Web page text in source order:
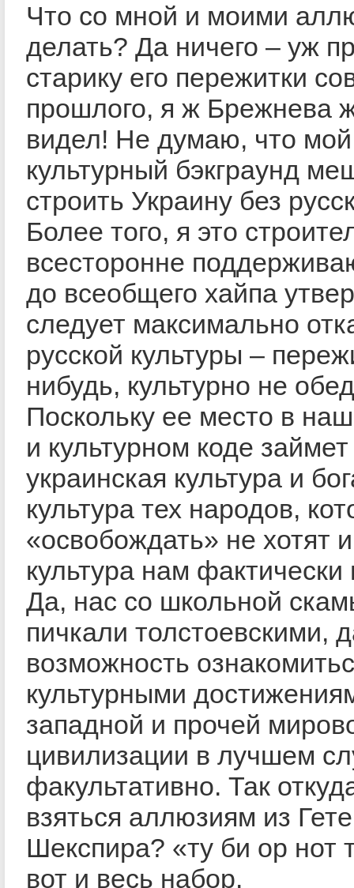
Что со мной и моими
делать? Да ничего – уж
старику его пережитки
прошлого, я ж Брежнева
видел! Не думаю, что мой
культурный бэкграунд
строить Украину без
Более того, я это
всесторонне
до всеобщего хайпа
следует максимально
русской культуры –
нибудь, культурно не
Поскольку ее место в
и культурном коде займет
украинская культура и
культура тех народов,
«освобождать» не хотят
культура нам
Да, нас со школьной
пичкали толстоевскими,
возможность
культурными
западной и прочей
цивилизации в лучшем
факультативно. Так
взяться аллюзиям из
Шекспира? «ту би ор нот
вот и весь набор.